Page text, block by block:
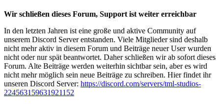
Wir schließen dieses Forum, Support ist weiter erreichbar
In den letzten Jahren ist eine große und aktive Community auf
unserem Discord Server entstanden. Viele Mitglieder sind deshalb
nicht mehr aktiv in diesem Forum und Beiträge neuer User wurden
nicht oder nur spät beantwortet. Daher schließen wir ab sofort dieses
Forum. Alte Beiträge werden weiterhin sichtbar sein, aber es wird
nicht mehr möglich sein neue Beiträge zu schreiben. Hier findet ihr
unseren Discord Server: https://discord.com/servers/tml-studios-
224563159631921152